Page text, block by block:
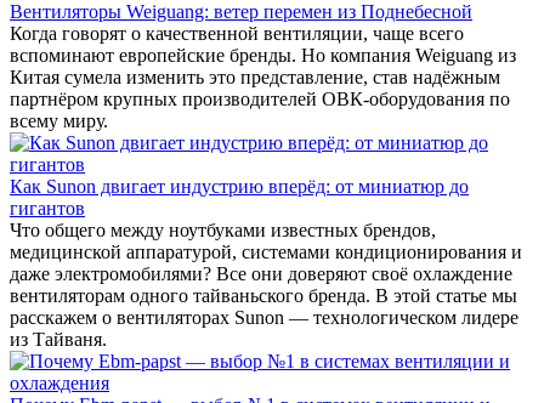
Вентиляторы Weiguang: ветер перемен из Поднебесной
Когда говорят о качественной вентиляции, чаще всего
вспоминают европейские бренды. Но компания Weiguang из
Китая сумела изменить это представление, став надёжным
партнёром крупных производителей ОВК-оборудования по
всему миру.
Как Sunon двигает индустрию вперёд: от миниатюр до
гигантов
Что общего между ноутбуками известных брендов,
медицинской аппаратурой, системами кондиционирования и
даже электромобилями? Все они доверяют своё охлаждение
вентиляторам одного тайваньского бренда. В этой статье мы
расскажем о вентиляторах Sunon — технологическом лидере
из Тайваня.